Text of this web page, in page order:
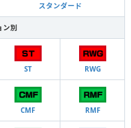
スタンダード
ン別
ST RWG
CMF RMF